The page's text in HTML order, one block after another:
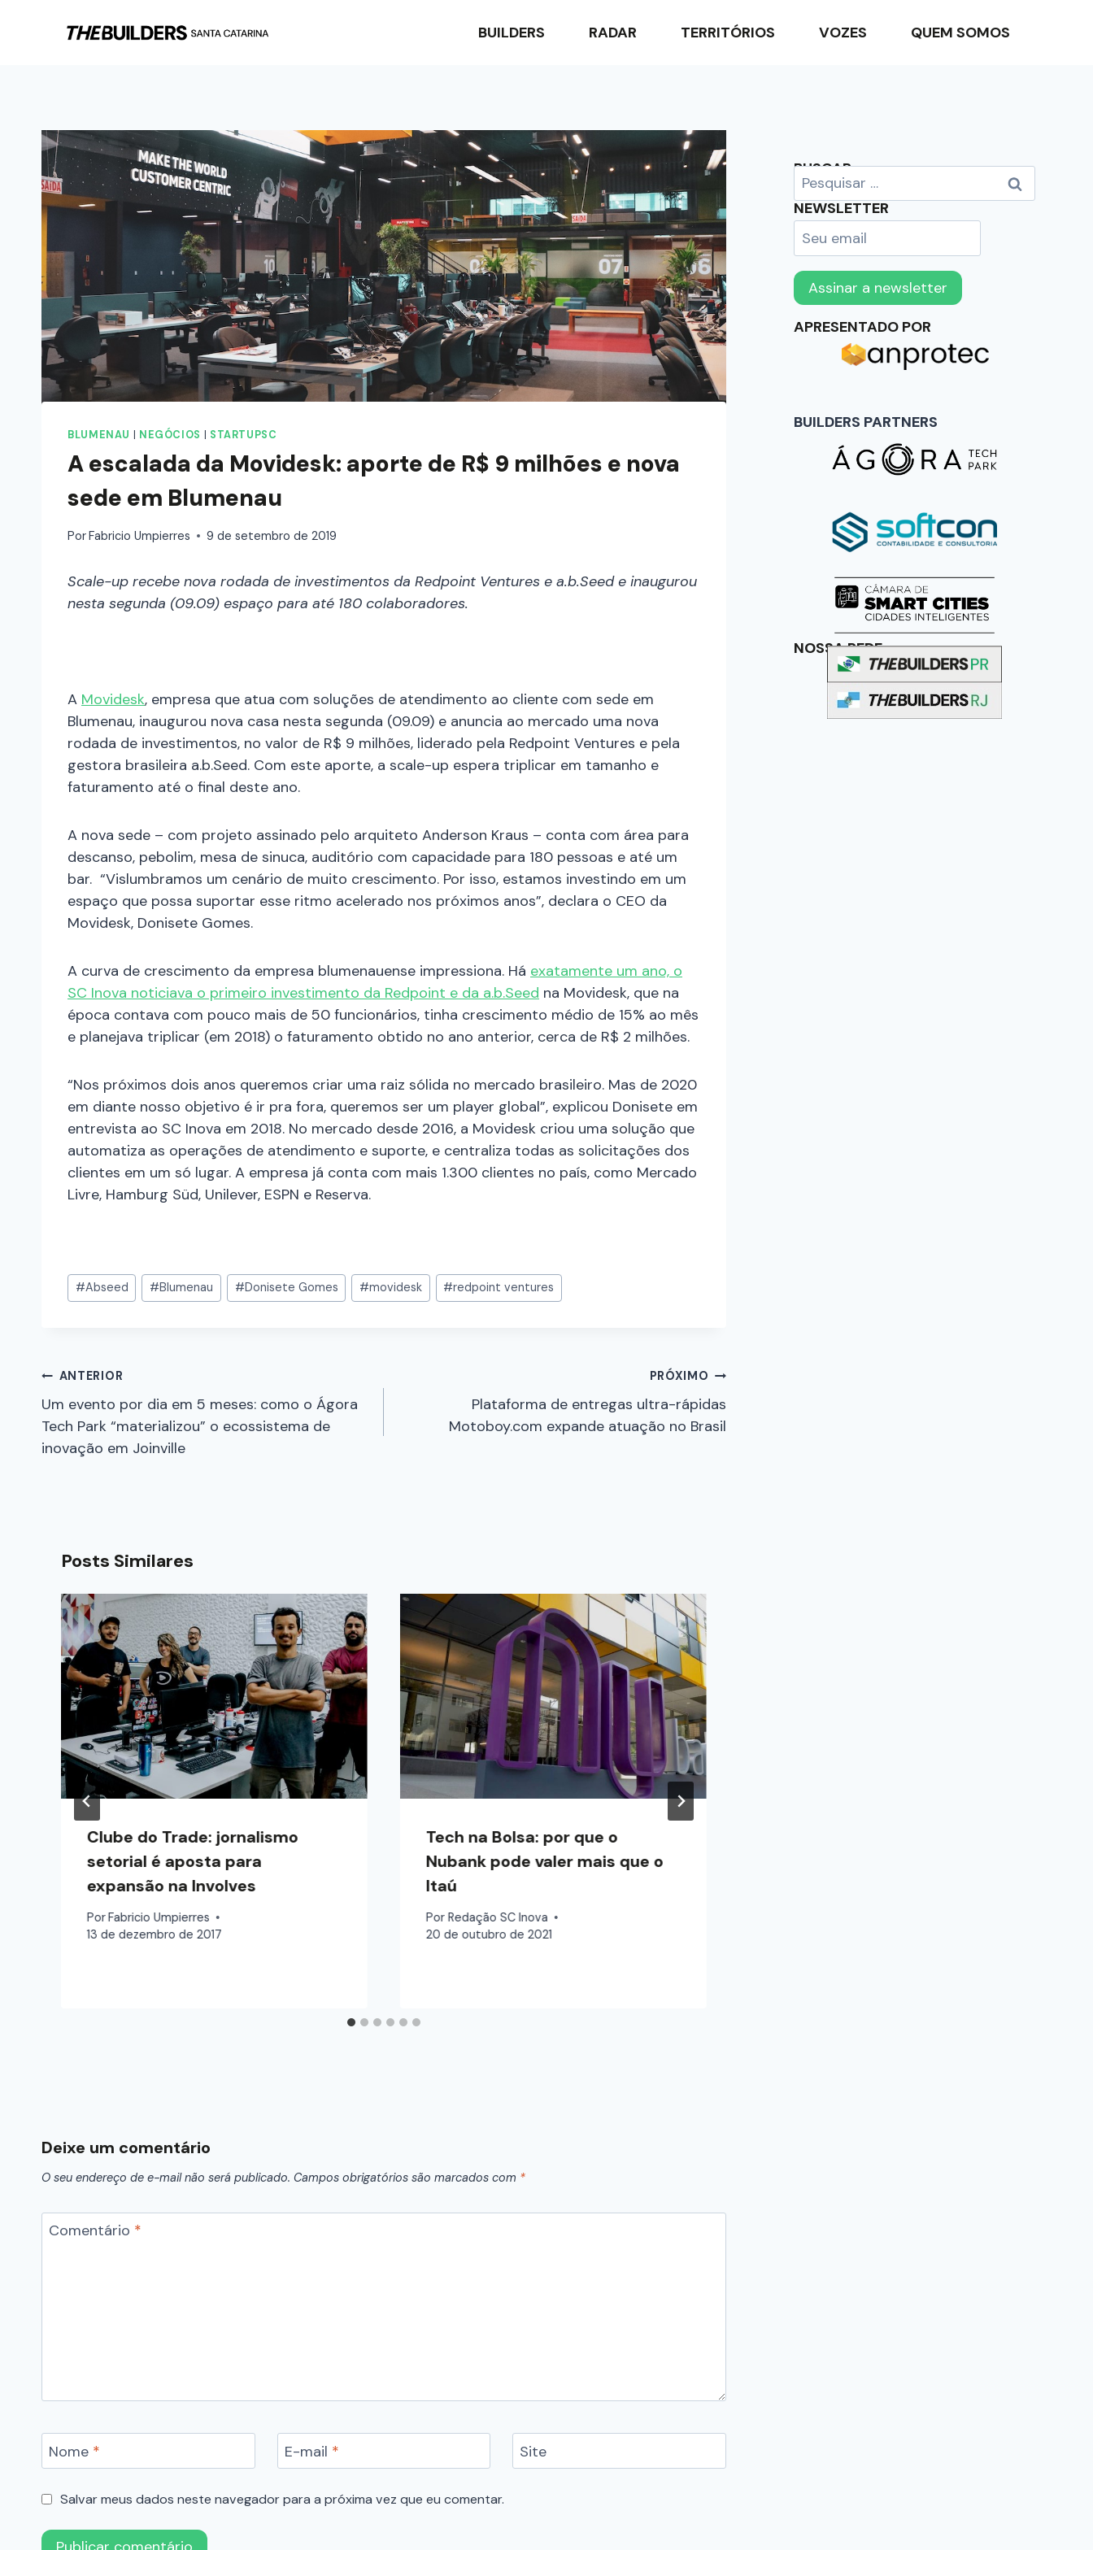
BUILDERS RADAR TERRITÓRIOS VOZES QUEM SOMOS
BLUMENAU NEGÓCIOS STARTUPSC
A escalada da Movidesk: aporte de R$ 9 milhões e nova
sede em Blumenau
PorFabricio Umpierres 9 de setembro de 2019
Scale-up recebe nova rodada de investimentos da Redpoint Ventures e a.b.Seed e inaugurou
nesta segunda (09.09) espaço para até 180 colaboradores.
A Movidesk, empresa que atua com soluções de atendimento ao cliente com sede em
Blumenau, inaugurou nova casa nesta segunda (09.09) e anuncia ao mercado uma nova
rodada de investimentos, no valor de R$ 9 milhões, liderado pela Redpoint Ventures e pela
gestora brasileira a.b.Seed. Com este aporte, a scale-up espera triplicar em tamanho e
faturamento até o final deste ano.
A nova sede – com projeto assinado pelo arquiteto Anderson Kraus – conta com área para
descanso, pebolim, mesa de sinuca, auditório com capacidade para 180 pessoas e até um
bar. “Vislumbramos um cenário de muito crescimento. Por isso, estamos investindo em um
espaço que possa suportar esse ritmo acelerado nos próximos anos”, declara o CEO da
Movidesk, Donisete Gomes.
A curva de crescimento da empresa blumenauense impressiona. Há exatamente um ano, o
SC Inova noticiava o primeiro investimento da Redpoint e da a.b.Seed na Movidesk, que na
época contava com pouco mais de 50 funcionários, tinha crescimento médio de 15% ao mês
e planejava triplicar (em 2018) o faturamento obtido no ano anterior, cerca de R$ 2 milhões.
“Nos próximos dois anos queremos criar uma raiz sólida no mercado brasileiro. Mas de 2020
em diante nosso objetivo é ir pra fora, queremos ser um player global”, explicou Donisete em
entrevista ao SC Inova em 2018. No mercado desde 2016, a Movidesk criou uma solução que
automatiza as operações de atendimento e suporte, e centraliza todas as solicitações dos
clientes em um só lugar. A empresa já conta com mais 1.300 clientes no país, como Mercado
Livre, Hamburg Süd, Unilever, ESPN e Reserva.
#Abseed #Blumenau #Donisete Gomes #movidesk #redpoint ventures
ANTERIOR
Um evento por dia em 5 meses: como o Ágora
Tech Park “materializou” o ecossistema de
inovação em Joinville
PRÓXIMO
Plataforma de entregas ultra-rápidas
Motoboy.com expande atuação no Brasil
Posts Similares
Clube do Trade: jornalismo
setorial é aposta para
expansão na Involves
PorFabricio Umpierres
13 de dezembro de 2017
Tech na Bolsa: por que o
Nubank pode valer mais que o
Itaú
Por Redação SC Inova
20 de outubro de 2021
Deixe um comentário
O seu endereço de e-mail não será publicado. Campos obrigatórios são marcados com *
Comentário *
Nome * E-mail * Site
Salvar meus dados neste navegador para a próxima vez que eu comentar.
BUSCAR
NEWSLETTER
APRESENTADO POR
BUILDERS PARTNERS
NOSSA REDE